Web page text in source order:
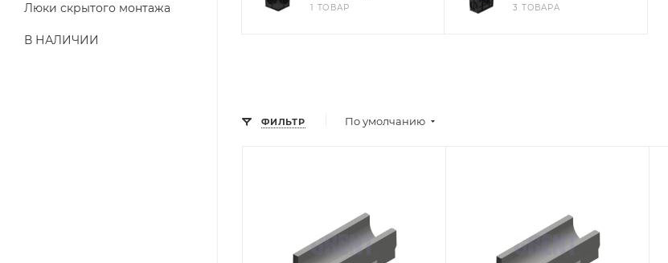
Люки скрытого монтажа
В НАЛИЧИИ
1 ТОВАР 3 ТОВАРА
ФИЛЬТР По умолчанию